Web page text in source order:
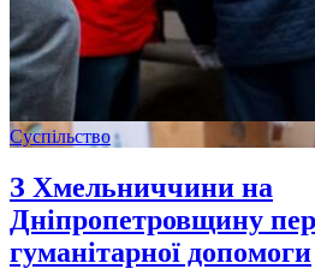
Суспільство
З Хмельниччини на
Дніпропетровщину
гуманітарної допомоги